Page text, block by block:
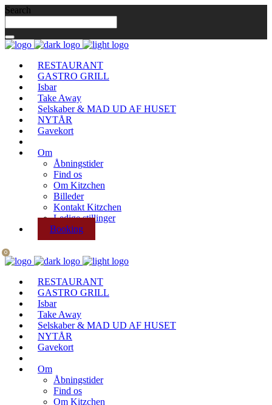
Search
RESTAURANT
GASTRO GRILL
Isbar
Take Away
Selskaber & MAD UD AF HUSET
NYTÅR
Gavekort
Om
Åbningstider
Find os
Om Kitzchen
Billeder
Kontakt Kitzchen
Ledige stillinger
Booking
0
RESTAURANT
GASTRO GRILL
Isbar
Take Away
Selskaber & MAD UD AF HUSET
NYTÅR
Gavekort
Om
Åbningstider
Find os
Om Kitzchen